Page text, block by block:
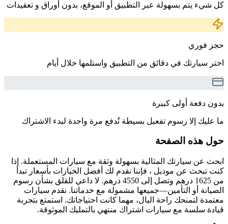
كل شيء يتم بسهولة عبر التطبيق أو الموقع، بدون أوراق و تعقيدات
حجز فوري
اختر سيارتك في دقائق من التطبيق واستلمها خلال أيام
بدون دفعة أولى كبيرة
ما عليك إلا رسوم تفعيل بسيطة تُدفع مرة واحدة لبدء الاشتراك
حول هذه الصفحة
ابحث عن سيارتك المثالية بسهولة وثقة مع سيارات المستعملة. إذا
كنت تبحث عن موديل ، فإننا نقدم لك أفضل الخيارات بأسعار تبدأ
من 1625 درهم وتصل إلى 4550 درهم. لا داعي للقلق بشأن رسوم
الصيانة أو التأمين—جميعها مشمولة مع خدماتنا. نقدم سيارات
معتمدة لتمنحك راحة البال، مهما كانت احتياجاتك. استمتع بتجربة
قيادة سلسة مع سيارات اشتراك منتهي بالتمليك الموثوقة.